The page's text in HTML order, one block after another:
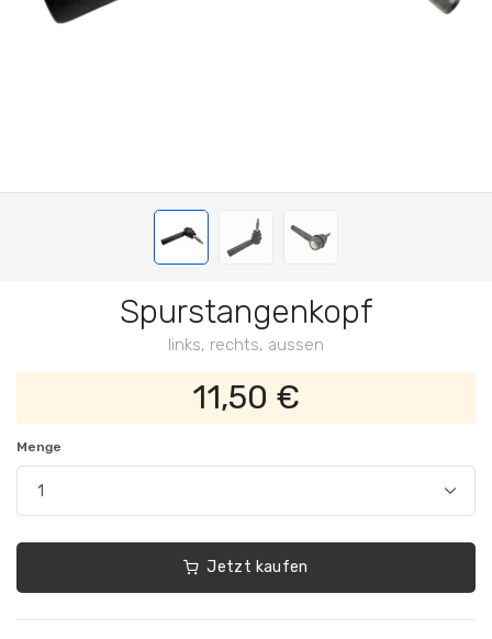
Spurstangenkopf
links, rechts, aussen
11,50 €
Menge
Jetzt kaufen